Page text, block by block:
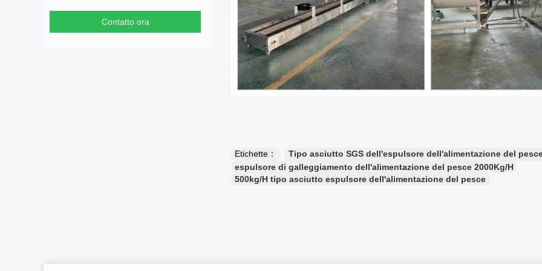
Contatto ora
Etichette：
Tipo asciutto SGS dell'espulsore dell'alimentazione del
espulsore di galleggiamento dell'alimentazione del pesce 2000Kg/H
500kg/H tipo asciutto espulsore dell'alimentazione del pesce